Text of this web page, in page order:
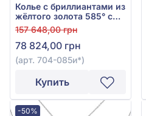
Колье с бриллиантами из
жёлтого золота 585° с
зелёным изумрудом
0,5ct и бриллиантом
0,16ct, арт. 704-085и*
157 648,00 грн
78 824,00 грн
(арт. 704-085и*)
Купить
-50%